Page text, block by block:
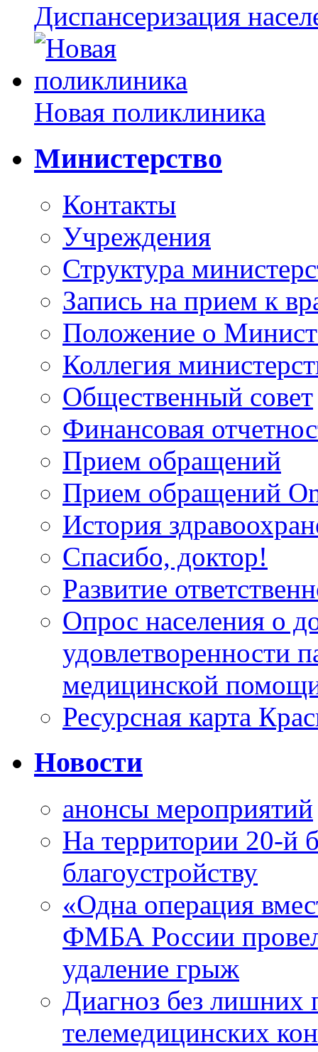
Диспансеризация
Новая поликлиника
Министерство
Контакты
Учреждения
Структура
Запись на прием к
Положение о
Коллегия
Общественный совет
Финансовая
Прием обращений
Прием обращений
История
Спасибо, доктор!
Развитие
Опрос населения о
удовлетворенности
медицинской
Ресурсная карта
Новости
анонсы мероприятий
На территории 20-й
благоустройству
«Одна операция
ФМБА России
удаление грыж
Диагноз без лишних
телемедицинских